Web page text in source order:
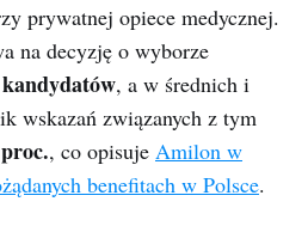
prywatnej opiece medycznej.
na decyzję o wyborze
, a w średnich i
wskazań związanych z tym
, co opisuje Amilon w
benefitach w Polsce.